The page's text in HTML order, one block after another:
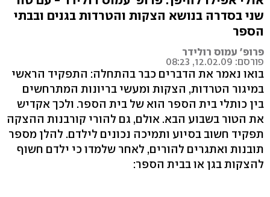
שני בסדרה בנושא הצקות והטרדות בגנים ובבתי
הספר
פרופ' עמוס רולידר
פורסם: 12.02.09, 08:23
בואו נאמר את הדברים כבר בהתחלה: התפקיד הראשי
במיגור הטרדות, הצקות ומעשי בריונות המתרחשים
בין כותלי בית הספר הוא של בית הספר. ולכך אקדיש
את הטור בשבוע הבא. אולם, גם להורי קורבנות ההצקה
תפקיד חשוב בסיוע ותמיכה נכונים לילדם. להלן מספר
תובנות ואתגרים להורים, לאחר שלמדו כי ילדם חשוף
להצקות בגן או בבית הספר: